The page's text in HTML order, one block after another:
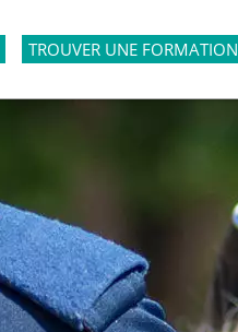
TROUVER UNE FORMATION